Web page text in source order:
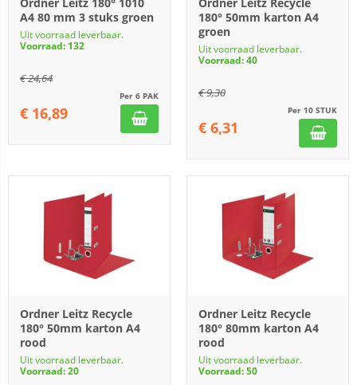
A4 80 mm 3 stuks groen
Uit voorraad leverbaar.
Voorraad: 132
€24,64
Per 6 PAK
€ 16,89
180° 50mm karton A4
groen
Uit voorraad leverbaar.
Voorraad: 40
€9,30
Per 10 STUK
€ 6,31
Ordner Leitz Recycle
180° 50mm karton A4
rood
Uit voorraad leverbaar.
Voorraad: 20
Ordner Leitz Recycle
180° 80mm karton A4
rood
Uit voorraad leverbaar.
Voorraad: 50